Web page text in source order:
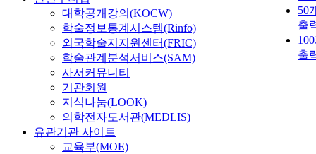
50
출
출
대학공개강의(KOCW)
학술정보통계시스템(Rinfo)
외국학술지지원센터(FRIC)
학술관계분석서비스(SAM)
사서커뮤니티
기관회원
지식나눔(LOOK)
의학전자도서관(MEDLIS)
유관기관 사이트
교육부(MOE)